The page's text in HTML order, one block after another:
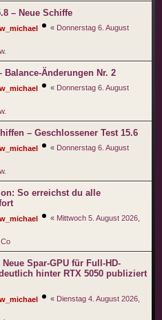
– Neue Schiffe
« Donnerstag 6. August
Balance-Änderungen Nr. 2
« Donnerstag 6. August
– Geschlossener Test 15.6
« Donnerstag 6. August
So erreichst du alle
« Mittwoch 5. August 2026,
Spar-GPU für Full-HD-
hinter RTX 5050 publiziert
« Dienstag 4. August 2026,